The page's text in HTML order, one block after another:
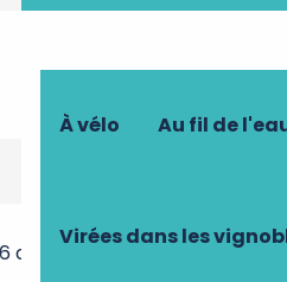
À vélo Au fil de
Virées dans les
au 13 septembre 2026